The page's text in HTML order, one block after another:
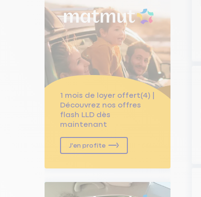
1 mois de loyer offert(4) |
Découvrez nos offres
flash LLD dès
maintenant
J'en profite